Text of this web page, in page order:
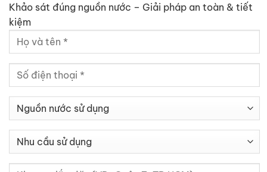
Khảo sát đúng nguồn nước – Giải pháp an toàn & tiết
kiệm